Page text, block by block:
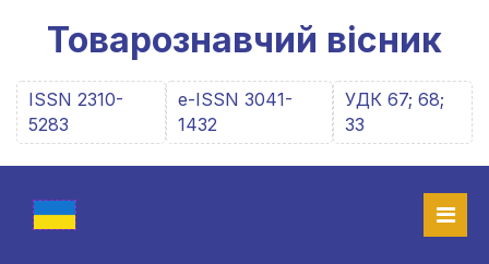
Товарознавчий вісник
ISSN 2310-
5283
e-ISSN 3041-
1432
УДК 67; 68;
33